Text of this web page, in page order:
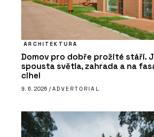
ARCHITEKTURA
Domov pro dobře prožité stáří.
spousta světla, zahrada a na
cihel
9. 6. 2026 / ADVERTORIAL